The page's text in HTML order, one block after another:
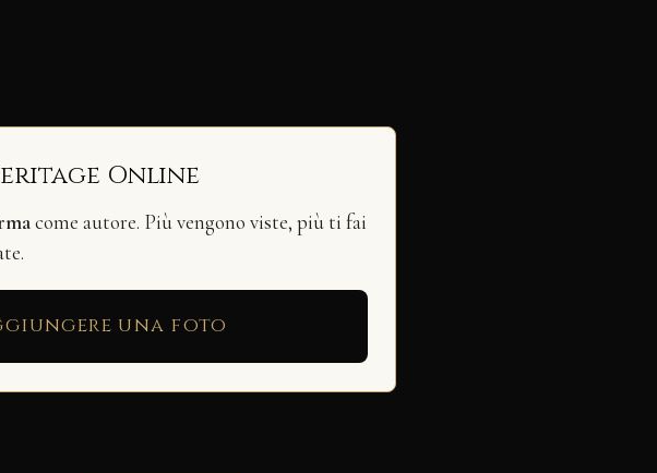
Online
come autore. Più vengono viste, più ti fai
una foto